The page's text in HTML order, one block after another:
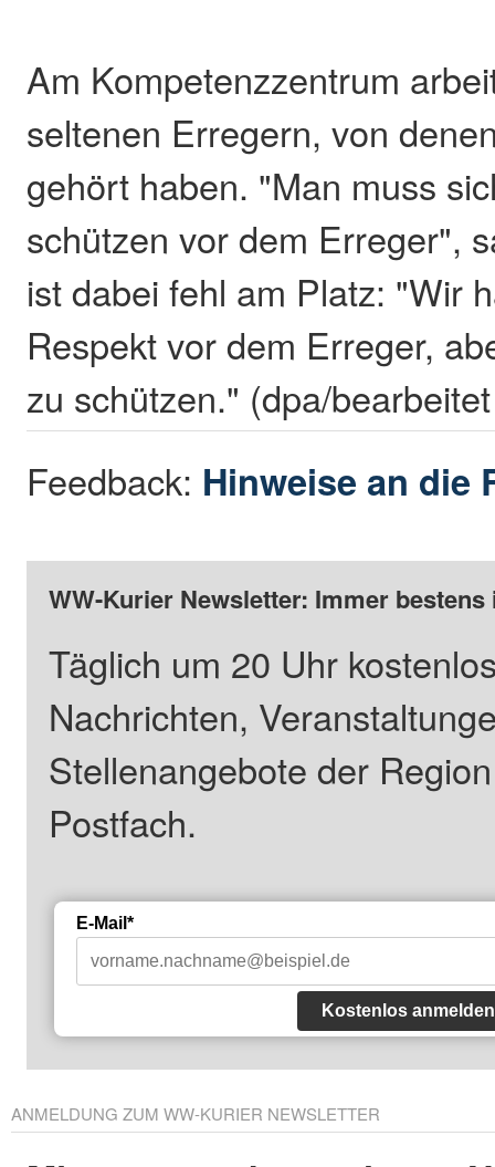
Am Kompetenzzentrum
seltenen Erregern, von
gehört haben. "Man muss
schützen vor dem Erreger",
ist dabei fehl am Platz: "Wir
Respekt vor dem Erreger,
zu schützen." (dpa/
Feedback: Hinweise an die
WW-Kurier Newsletter: Immer
Täglich um 20 Uhr
Nachrichten,
Stellenangebote der
Postfach.
E-Mail*
Kostenlos anmelden
ANMELDUNG ZUM WW-KURIER NEWSLETTER